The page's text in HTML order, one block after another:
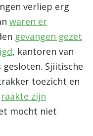
verliep erg
waren er
gevangen gezet
, kantoren van
Sjiitische
toezicht en
raakte zijn
mocht niet